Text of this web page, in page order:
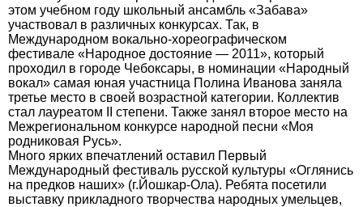
этом учебном году школьный ансамбль «Забава»
участвовал в различных конкурсах. Так, в
Международном вокально-хореографическом
фестивале «Народное достояние — 2011», который
проходил в городе Чебоксары, в номинации «Народный
вокал» самая юная участница Полина Иванова заняла
третье место в своей возрастной категории. Коллектив
стал лауреатом II степени. Также занял второе место на
Межрегиональном конкурсе народной песни «Моя
родниковая Русь».
Много ярких впечатлений оставил Первый
Международный фестиваль русской культуры «Оглянись
на предков наших» (г.Йошкар-Ола). Ребята посетили
выставку прикладного творчества народных умельцев,